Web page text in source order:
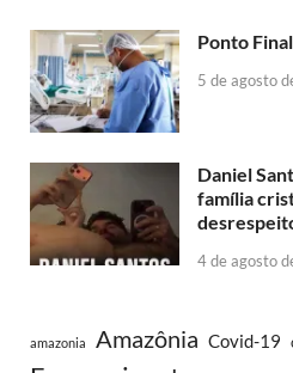
Ponto
5 de agosto
Daniel
família
4 de agosto
amazonia Amazônia Covid-19